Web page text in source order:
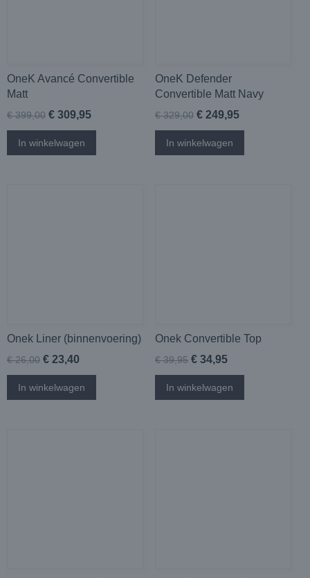
OneK Avancé Convertible
Matt
€ 399,00 € 309,95
In winkelwagen
OneK Defender
Convertible Matt Navy
€ 329,00 € 249,95
In winkelwagen
Onek Liner (binnenvoering)
€ 26,00 € 23,40
In winkelwagen
Onek Convertible Top
€ 39,95 € 34,95
In winkelwagen